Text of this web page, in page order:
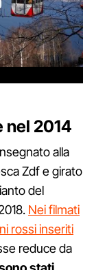
nel 2014
alla
Zdf e girato
del
Nei filmati
rossi inseriti
reduce da